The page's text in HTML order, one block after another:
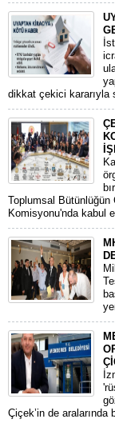
dikkat çekici kararıyla
Toplumsal
Komisyonu'nda kabul
Çiçek’in de